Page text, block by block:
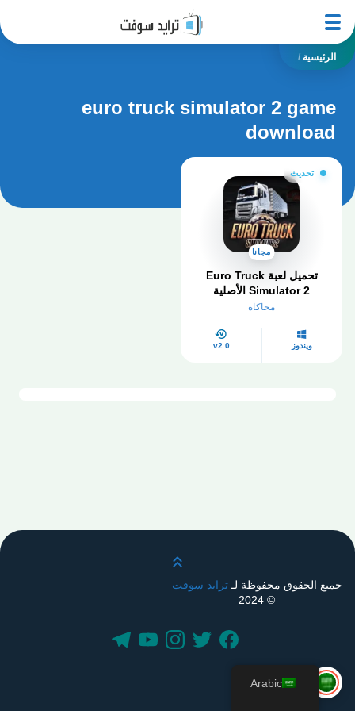
الرئيسية /
euro truck simulator 2 game
download
تحديث
مجانا
تحميل لعبة Euro Truck
Simulator 2 الأصلية​
للكمبيوتر مجانًا من ميديا فاير
محاكاة
ويندوز v2.0
قم بالتمرير لأعلى
جميع الحقوق محفوظة لـترايد سوفت
© 2024
Arabic